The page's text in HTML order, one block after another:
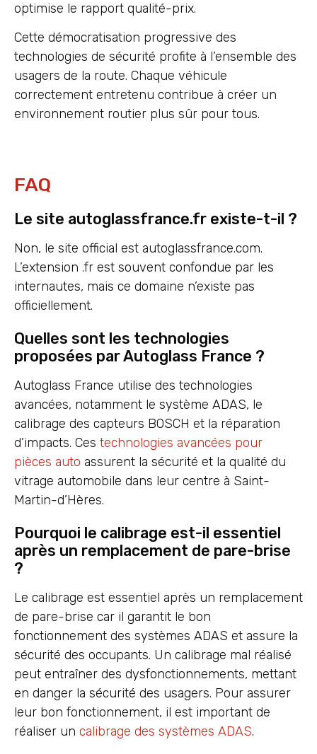
optimise le rapport qualité-prix.
Cette démocratisation progressive des
technologies de sécurité profite à l’ensemble des
usagers de la route. Chaque véhicule
correctement entretenu contribue à créer un
environnement routier plus sûr pour tous.
FAQ
Le site autoglassfrance.fr existe-t-il ?
Non, le site official est autoglassfrance.com.
L’extension .fr est souvent confondue par les
internautes, mais ce domaine n’existe pas
officiellement.
Quelles sont les technologies
proposées par Autoglass France ?
Autoglass France utilise des technologies
avancées, notamment le système ADAS, le
calibrage des capteurs BOSCH et la réparation
d’impacts. Ces technologies avancées pour
pièces auto assurent la sécurité et la qualité du
vitrage automobile dans leur centre à Saint-
Martin-d’Hères.
Pourquoi le calibrage est-il essentiel
après un remplacement de pare-brise
?
Le calibrage est essentiel après un remplacement
de pare-brise car il garantit le bon
fonctionnement des systèmes ADAS et assure la
sécurité des occupants. Un calibrage mal réalisé
peut entraîner des dysfonctionnements, mettant
en danger la sécurité des usagers. Pour assurer
leur bon fonctionnement, il est important de
réaliser un calibrage des systèmes ADAS.